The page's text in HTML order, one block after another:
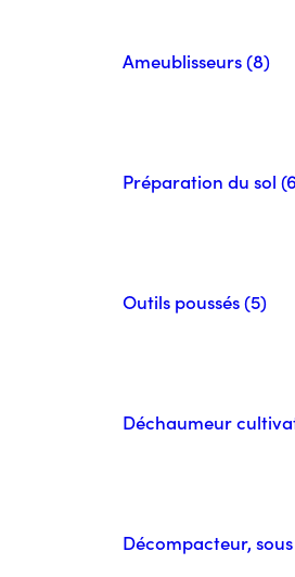
Ameublisseurs (8)
Préparation du sol
Outils poussés (5)
Déchaumeur
Décompacteur,